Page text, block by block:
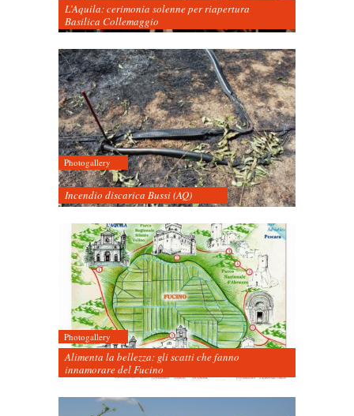
L’Aquila: cerimonia solenne per riapertura
Basilica Collemaggio
Photogallery
Incendio discarica Bussi (AQ)
Photogallery
Alimenta la bellezza: gli scatti che fanno
innamorare del Fucino